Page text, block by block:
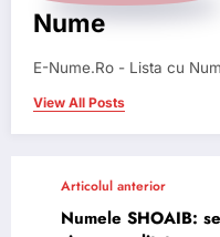
Nume
E-Nume.Ro - Lista cu
View All Posts
Articolul anterior
Numele SHOAIB: